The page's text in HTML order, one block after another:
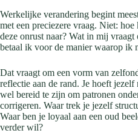
Werkelijke verandering begint
met een preciezere vraag. Niet:
deze onrust naar? Wat in mij
betaal ik voor de manier waarop ik
Dat vraagt om een vorm van
reflectie aan de rand. Je hoeft
wel bereid te zijn om patronen
corrigeren. Waar trek je jezelf
Waar ben je loyaal aan een oud
verder wil?